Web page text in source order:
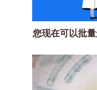
您现在可以批